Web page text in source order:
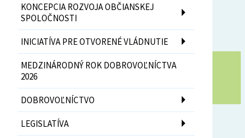
KONCEPCIA ROZVOJA OBČIANSKEJ
SPOLOČNOSTI
INICIATÍVA PRE OTVORENÉ VLÁDNUTIE
MEDZINÁRODNÝ ROK DOBROVOĽNÍCTVA
2026
DOBROVOĽNÍCTVO
LEGISLATÍVA